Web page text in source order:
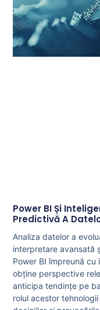
Power BI Și
Predictivă A
Analiza datelor a
interpretare avansată
Power BI împreună
obține perspective
anticipa tendințe pe
rolul acestor